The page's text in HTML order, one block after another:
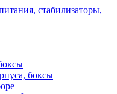
стабилизаторы,
боксы